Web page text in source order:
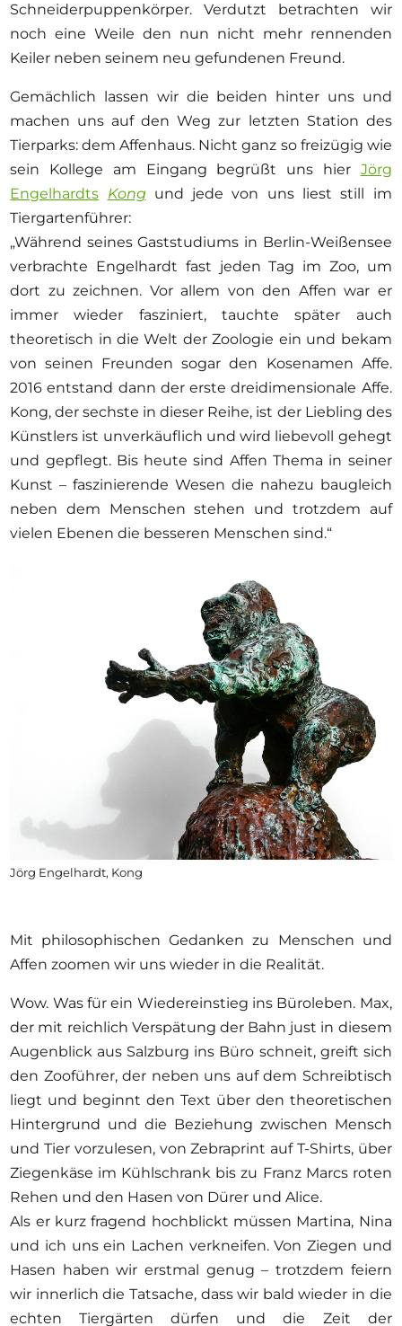
Schneiderpuppenkörper. Verdutzt betrachten wir
noch eine Weile den nun nicht mehr rennenden
Keiler neben seinem neu gefundenen Freund.
Gemächlich lassen wir die beiden hinter uns und
machen uns auf den Weg zur letzten Station des
Tierparks: dem Affenhaus. Nicht ganz so freizügig wie
sein Kollege am Eingang begrüßt uns hier Jörg
Engelhardts Kong und jede von uns liest still im
Tiergartenführer:
„Während seines Gaststudiums in Berlin-Weißensee
verbrachte Engelhardt fast jeden Tag im Zoo, um
dort zu zeichnen. Vor allem von den Affen war er
immer wieder fasziniert, tauchte später auch
theoretisch in die Welt der Zoologie ein und bekam
von seinen Freunden sogar den Kosenamen Affe.
2016 entstand dann der erste dreidimensionale Affe.
Kong, der sechste in dieser Reihe, ist der Liebling des
Künstlers ist unverkäuflich und wird liebevoll gehegt
und gepflegt. Bis heute sind Affen Thema in seiner
Kunst – faszinierende Wesen die nahezu baugleich
neben dem Menschen stehen und trotzdem auf
vielen Ebenen die besseren Menschen sind.“
Jörg Engelhardt, Kong
Mit philosophischen Gedanken zu Menschen und
Affen zoomen wir uns wieder in die Realität.
Wow. Was für ein Wiedereinstieg ins Büroleben. Max,
der mit reichlich Verspätung der Bahn just in diesem
Augenblick aus Salzburg ins Büro schneit, greift sich
den Zooführer, der neben uns auf dem Schreibtisch
liegt und beginnt den Text über den theoretischen
Hintergrund und die Beziehung zwischen Mensch
und Tier vorzulesen, von Zebraprint auf T-Shirts, über
Ziegenkäse im Kühlschrank bis zu Franz Marcs roten
Rehen und den Hasen von Dürer und Alice.
Als er kurz fragend hochblickt müssen Martina, Nina
und ich uns ein Lachen verkneifen. Von Ziegen und
Hasen haben wir erstmal genug – trotzdem feiern
wir innerlich die Tatsache, dass wir bald wieder in die
echten Tiergärten dürfen und die Zeit der